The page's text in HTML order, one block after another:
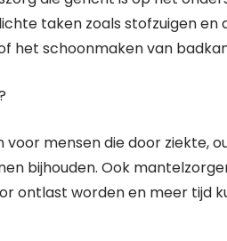
taken zoals stofzuigen en
het schoonmaken van
voor mensen die door ziekte,
bijhouden. Ook
ontlast worden en meer tijd